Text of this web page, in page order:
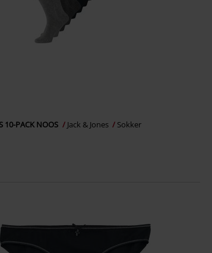
10-PACK NOOS Jack & Jones Sokker